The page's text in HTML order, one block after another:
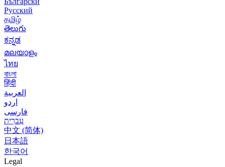
Русский
தமிழ்
తెలుగు
ಕನ್ನಡ
മലയാളം
ไทย
বাংলা
हिंदी
العربية
اردو
فارسی
עִברִית
中文 (简体)
日本語
한국어
Legal